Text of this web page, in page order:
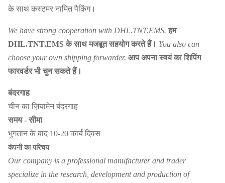
के साथ कस्टमर नामित पैकिंग।
We have strong cooperation with DHL.TNT.EMS. हम
DHL.TNT.EMS के साथ मजबूत सहयोग करते हैं। You also can
choose your own shipping forwarder. आप अपना स्वयं का शिपिंग
फारवर्डर भी चुन सकते हैं।
बंदरगाह
चीन का ज़ियामेन बंदरगाह
समय - सीमा
भुगतान के बाद 10-20 कार्य दिवस
कंपनी का परिचय
Our company is a professional manufacturer and trader
specialize in the research, development and production of